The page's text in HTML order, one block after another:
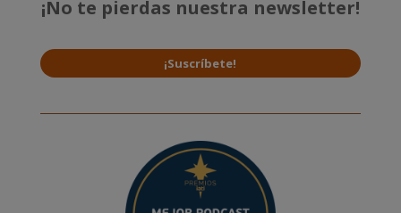
¡No te pierdas nuestra newsletter!
¡Suscríbete!